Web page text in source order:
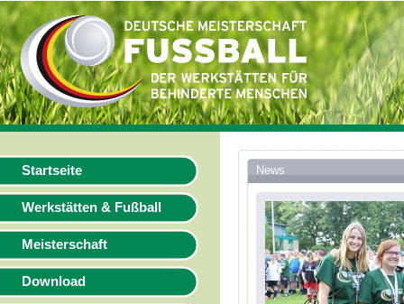
Startseite
Werkstätten & Fußball
Meisterschaft
Download
News